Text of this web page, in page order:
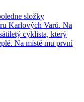
složky
Karlových Varů. Na
cyklista, který
Na místě mu první